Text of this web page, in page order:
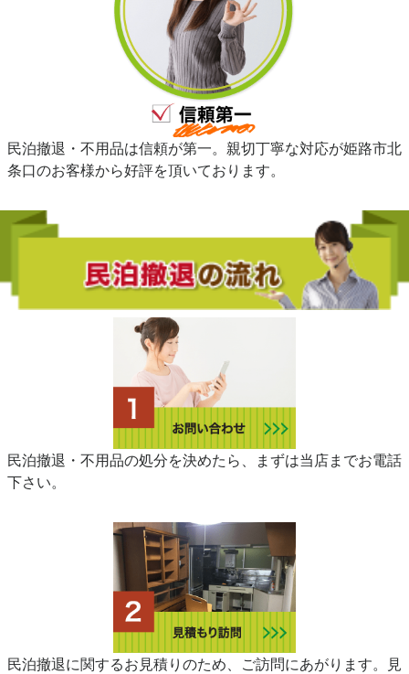
民泊撤退・不用品は信頼が第一。親切丁寧な対応が姫路市北
条口のお客様から好評を頂いております。
民泊撤退・不用品の処分を決めたら、まずは当店までお電話
下さい。
民泊撤退に関するお見積りのため、ご訪問にあがります。見